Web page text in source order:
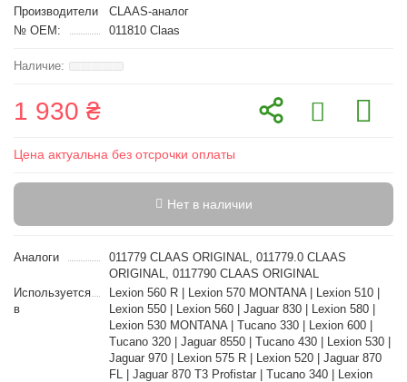
Производители
CLAAS-аналог
№ OEM:
011810 Claas
1 930 ₴
Цена актуальна без отсрочки оплаты
Нет в наличии
Аналоги
011779 CLAAS ORIGINAL, 011779.0 CLAAS
ORIGINAL, 0117790 CLAAS ORIGINAL
Используется
в
Lexion 560 R | Lexion 570 MONTANA | Lexion 510 |
Lexion 550 | Lexion 560 | Jaguar 830 | Lexion 580 |
Lexion 530 MONTANA | Tucano 330 | Lexion 600 |
Tucano 320 | Jaguar 8550 | Tucano 430 | Lexion 530 |
Jaguar 970 | Lexion 575 R | Lexion 520 | Jaguar 870
FL | Jaguar 870 T3 Profistar | Tucano 340 | Lexion